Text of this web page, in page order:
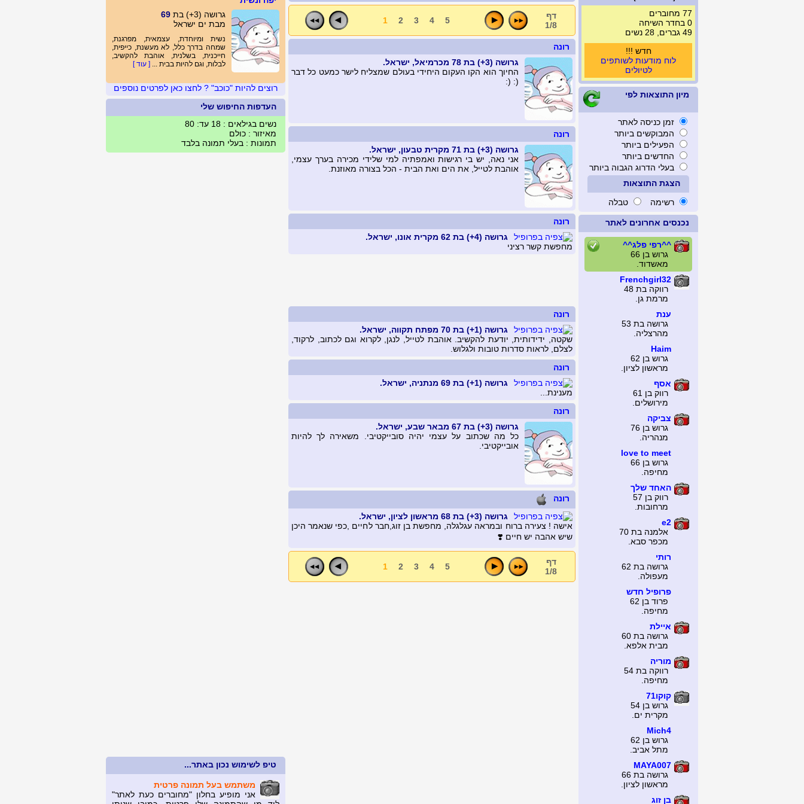
77 מחוברים
0 בחדר השיחה
49 גברים, 28 נשים
חדש !!!
לוח מודעות לשותפים
לטיולים
מיון התוצאות לפי
זמן כניסה לאתר
המבוקשים ביותר
הפעילים ביותר
החדשים ביותר
בעלי הדרוג הגבוה ביותר
הצגת התוצאות
רשימה
טבלה
נכנסים אחרונים לאתר
^^רפי פלג^^
גרוש בן 66
מאשדוד.
Frenchgirl32
רווקה בת 48
מרמת גן.
ענת
גרושה בת 53
מהרצליה.
Haim
גרוש בן 62
מראשון לציון.
אסף
רווק בן 61
מירושלים.
צביקה
גרוש בן 76
מנהריה.
love to meet
גרוש בן 66
מחיפה.
האחד שלך
רווק בן 57
מרחובות.
e2
אלמנה בת 70
מכפר סבא.
רותי
גרושה בת 62
מעפולה.
פרופיל חדש
פרוד בן 62
מחיפה.
איילת
גרושה בת 60
מבית אלפא.
מוריה
רווקה בת 54
מחיפה.
קוקו71
גרוש בן 54
מקרית ים.
Mich4
גרוש בן 62
מתל אביב.
MAYA007
גרושה בת 66
מראשון לציון.
בן זוג
דף
1/8
1 2 3 4 5
רונה
גרושה (3+) בת 78 מכרמיאל, ישראל.
החיוך הוא הקו העקום היחידי בעולם שמצליח לישר כמעט כל דבר
(: (:
רונה
גרושה (3+) בת 71 מקרית טבעון, ישראל.
אני נאה, יש בי רגישות ואמפתיה למי שלידי מכירה בערך עצמי,
אוהבת לטייל, את הים ואת הבית - הכל בצורה מאוזנת.
רונה
גרושה (4+) בת 62 מקרית אונו, ישראל.
מחפשת קשר רציני
רונה
גרושה (1+) בת 70 מפתח תקווה, ישראל.
שקטה, ידידותית, יודעת להקשיב. אוהבת לטייל, לנגן, לקרוא וגם לכתוב, לרקוד,
לצלם, לראות סדרות טובות ולגלוש.
רונה
גרושה (1+) בת 69 מנתניה, ישראל.
מענינת...
רונה
גרושה (3+) בת 67 מבאר שבע, ישראל.
כל מה שכתוב על עצמי יהיה סובייקטיבי. משאירה לך להיות
אובייקטיבי.
רונה
גרושה (3+) בת 68 מראשון לציון, ישראל.
אישה ! צעירה ברוח ובמראה עגלגלה, מחפשת בן זוג,חבר לחיים ,כפי שנאמר היכן
שיש אהבה יש חיים ❣️
דף
1/8
1 2 3 4 5
גרושה (3+) בת
69
מבת ים ישראל
נשית ומיוחדת, עצמאית, מפרגנת,
שמחה בדרך כלל, לא מעשנת, כייפית,
חייכנית, בשלנית, אוהבת להקשיב,
לבלות, וגם להיות בבית ... [ עוד ]
רוצים להיות "כוכב" ? לחצו כאן לפרטים נוספים
העדפות החיפוש שלי
נשים בגילאים : 18 עד: 80
מאיזור : כולם
תמונות : בעלי תמונה בלבד
טיפ לשימוש נכון באתר...
משתמש בעל תמונה פרטית
אני מופיע בחלון "מחוברים כעת לאתר"